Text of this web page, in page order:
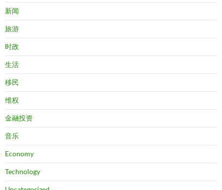
新闻
旅游
时政
生活
移民
维权
金融投资
音乐
Economy
Technology